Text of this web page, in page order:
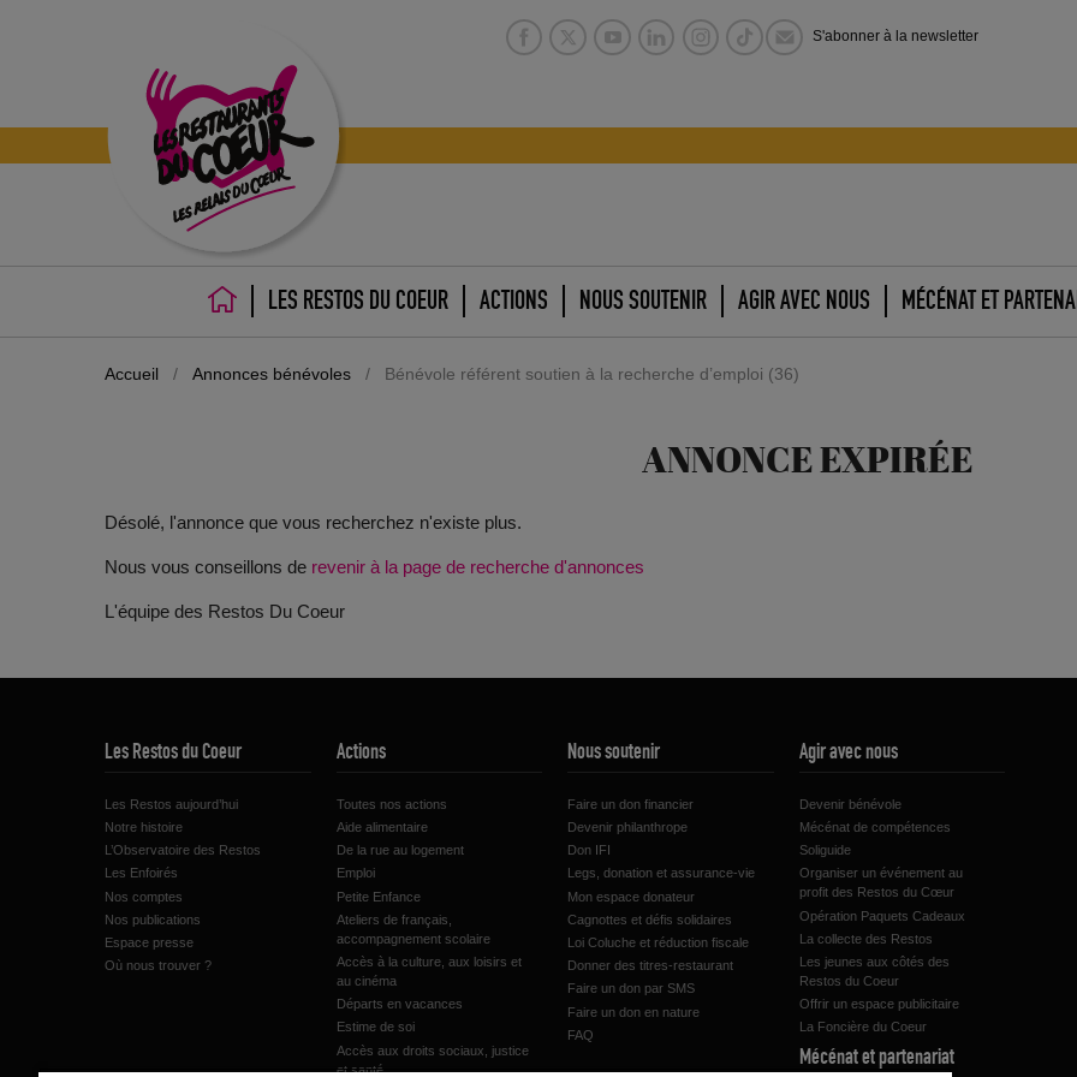
S'abonner à la newsletter
ACCUEILLES RESTOS DU COEUR ACTIONS NOUS SOUTENIR AGIR AVEC NOUS MÉCÉNAT ET
Accueil / Annonces bénévoles / Bénévole référent soutien à la recherche d’emploi (36)
ANNONCE EXPIRÉE
Désolé, l'annonce que vous recherchez n'existe plus.
Nous vous conseillons de revenir à la page de recherche d'annonces
L'équipe des Restos Du Coeur
Les Restos du Coeur
Les Restos aujourd’hui
Notre histoire
L’Observatoire des Restos
Les Enfoirés
Nos comptes
Nos publications
Espace presse
Où nous trouver ?
Actions
Toutes nos actions
Aide alimentaire
De la rue au logement
Emploi
Petite Enfance
Ateliers de français,
accompagnement scolaire
Accès à la culture, aux loisirs et
au cinéma
Départs en vacances
Estime de soi
Accès aux droits sociaux, justice
et santé
Nous soutenir
Faire un don financier
Devenir philanthrope
Don IFI
Legs, donation et assurance-vie
Mon espace donateur
Cagnottes et défis solidaires
Loi Coluche et réduction fiscale
Donner des titres-restaurant
Faire un don par SMS
Faire un don en nature
FAQ
Agir avec nous
Devenir bénévole
Mécénat de compétences
Soliguide
Organiser un événement au
profit des Restos du Cœur
Opération Paquets Cadeaux
La collecte des Restos
Les jeunes aux côtés des
Restos du Coeur
Offrir un espace publicitaire
La Foncière du Coeur
Mécénat et partenariat